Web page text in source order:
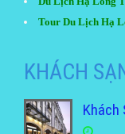
Tour Du Lịch Hạ
KHÁCH
Khách